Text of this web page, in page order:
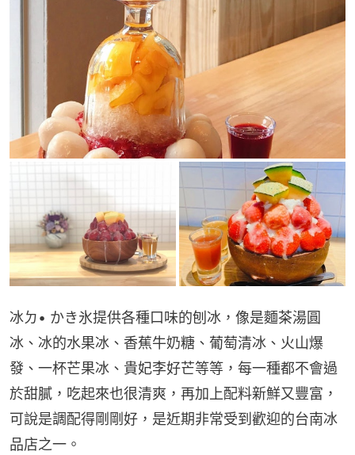
冰ㄉ• かき氷提供各種口味的刨冰，像是麵茶湯圓
冰、冰的水果冰、香蕉牛奶糖、葡萄清冰、火山爆
發、一杯芒果冰、貴妃李好芒等等，每一種都不會過
於甜膩，吃起來也很清爽，再加上配料新鮮又豐富，
可說是調配得剛剛好，是近期非常受到歡迎的台南冰
品店之一。